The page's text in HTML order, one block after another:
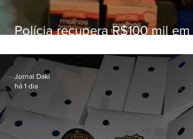
Polícia recupera R$100 mil em
Fluminense
Jornal Daki
há 1 dia